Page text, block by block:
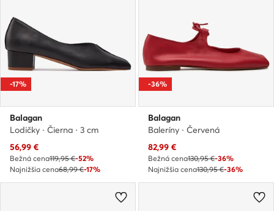
-17%
Balagan
Lodičky · Čierna · 3 cm
Aktuálna cena
56,99 €
Bežná cena119,95 €-52%
Najnižšia cena68,99 €-17%
-36%
Balagan
Baleríny · Červená
Aktuálna cena
82,99 €
Bežná cena130,95 €-36%
Najnižšia cena130,95 €-36%